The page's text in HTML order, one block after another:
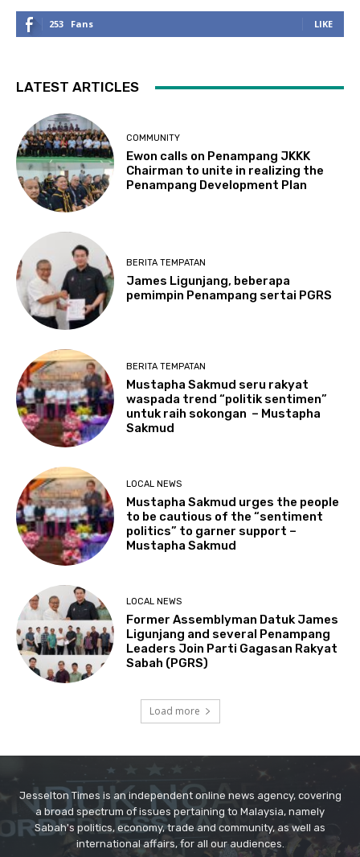
Jesselton Times is an independent online news agency, covering
a broad spectrum of issues pertaining to Malaysia, namely
Sabah's politics, economy, trade and community, as well as
international affairs, for all our audiences.